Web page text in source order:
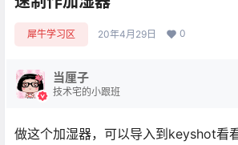
犀牛学习区 20年4月29日 0
当厘子
技术宅的小跟班
做这个加湿器，可以导入到keyshot看